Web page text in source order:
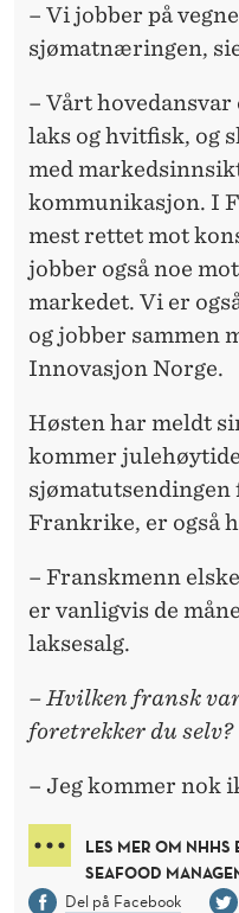
– Vi jobber på
sjømatnæringen,
– Vårt
laks og hvitfisk, og
med
kommunikasjon. I
mest rettet mot
jobber også noe
markedet. Vi er
og jobber sammen
Innovasjon Norge.
Høsten har meldt
kommer
Frankrike, er også
– Franskmenn
er vanligvis de
laksesalg.
– Hvilken fransk
foretrekker du selv?
– Jeg kommer nok
LES MER OM NHHS
SEAFOOD
Del på Facebook